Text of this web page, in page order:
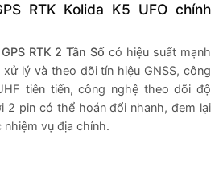
RTK Kolida K5 UFO chính
RTK 2 Tần Số có hiệu suất mạnh
lý và theo dõi tín hiệu GNSS, công
tiên tiến, công nghệ theo dõi độ
2 pin có thể hoán đổi nhanh, đem lại
vụ địa chính.